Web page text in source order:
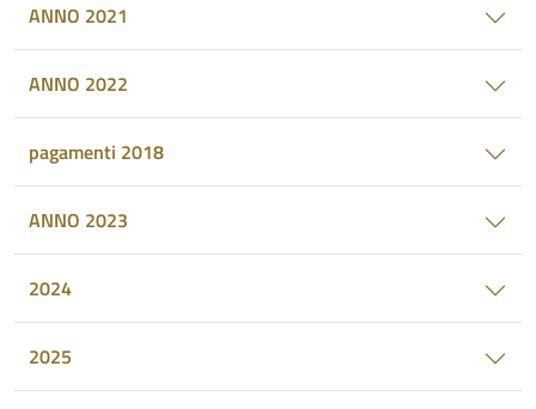
ANNO 2021
ANNO 2022
pagamenti 2018
ANNO 2023
2024
2025